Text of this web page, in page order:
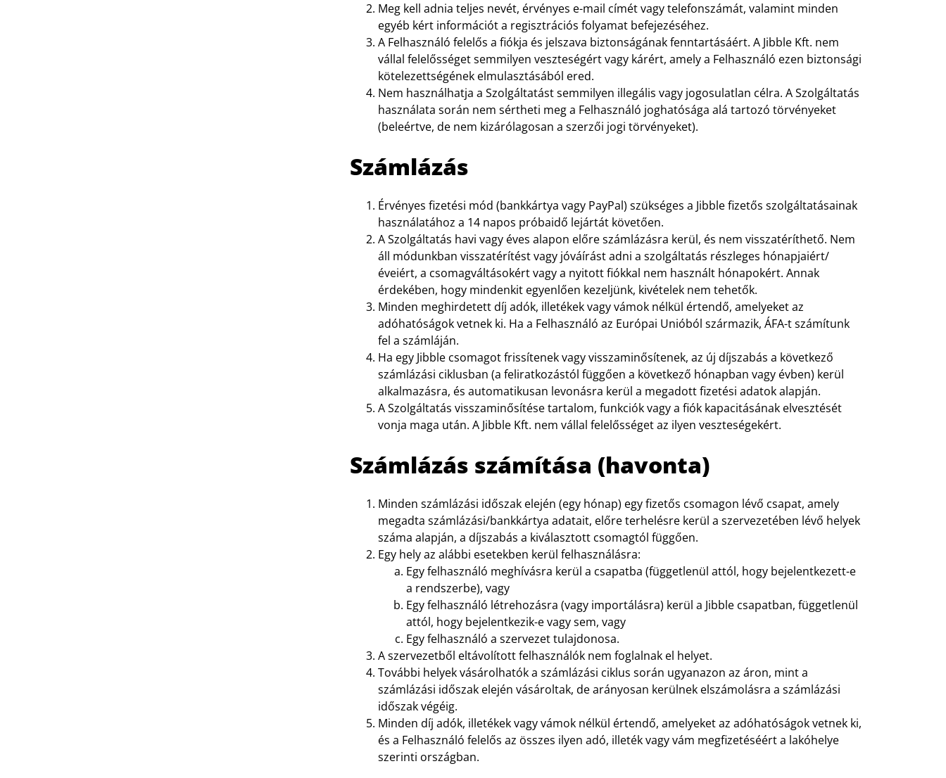
Meg kell adnia teljes nevét, érvényes e-mail címét vagy telefonszámát, valamint minden
egyéb kért információt a regisztrációs folyamat befejezéséhez.
A Felhasználó felelős a fiókja és jelszava biztonságának fenntartásáért. A Jibble Kft. nem
vállal felelősséget semmilyen veszteségért vagy kárért, amely a Felhasználó ezen biztonsági
kötelezettségének elmulasztásából ered.
Nem használhatja a Szolgáltatást semmilyen illegális vagy jogosulatlan célra. A Szolgáltatás
használata során nem sértheti meg a Felhasználó joghatósága alá tartozó törvényeket
(beleértve, de nem kizárólagosan a szerzői jogi törvényeket).
Számlázás
Érvényes fizetési mód (bankkártya vagy PayPal) szükséges a Jibble fizetős szolgáltatásainak
használatához a 14 napos próbaidő lejártát követően.
A Szolgáltatás havi vagy éves alapon előre számlázásra kerül, és nem visszatéríthető. Nem
áll módunkban visszatérítést vagy jóváírást adni a szolgáltatás részleges hónapjaiért/
éveiért, a csomagváltásokért vagy a nyitott fiókkal nem használt hónapokért. Annak
érdekében, hogy mindenkit egyenlően kezeljünk, kivételek nem tehetők.
Minden meghirdetett díj adók, illetékek vagy vámok nélkül értendő, amelyeket az
adóhatóságok vetnek ki. Ha a Felhasználó az Európai Unióból származik, ÁFA-t számítunk
fel a számláján.
Ha egy Jibble csomagot frissítenek vagy visszaminősítenek, az új díjszabás a következő
számlázási ciklusban (a feliratkozástól függően a következő hónapban vagy évben) kerül
alkalmazásra, és automatikusan levonásra kerül a megadott fizetési adatok alapján.
A Szolgáltatás visszaminősítése tartalom, funkciók vagy a fiók kapacitásának elvesztését
vonja maga után. A Jibble Kft. nem vállal felelősséget az ilyen veszteségekért.
Számlázás számítása (havonta)
Minden számlázási időszak elején (egy hónap) egy fizetős csomagon lévő csapat, amely
megadta számlázási/bankkártya adatait, előre terhelésre kerül a szervezetében lévő helyek
száma alapján, a díjszabás a kiválasztott csomagtól függően.
Egy hely az alábbi esetekben kerül felhasználásra:
Egy felhasználó meghívásra kerül a csapatba (függetlenül attól, hogy bejelentkezett-e
a rendszerbe), vagy
Egy felhasználó létrehozásra (vagy importálásra) kerül a Jibble csapatban, függetlenül
attól, hogy bejelentkezik-e vagy sem, vagy
Egy felhasználó a szervezet tulajdonosa.
A szervezetből eltávolított felhasználók nem foglalnak el helyet.
További helyek vásárolhatók a számlázási ciklus során ugyanazon az áron, mint a
számlázási időszak elején vásároltak, de arányosan kerülnek elszámolásra a számlázási
időszak végéig.
Minden díj adók, illetékek vagy vámok nélkül értendő, amelyeket az adóhatóságok vetnek ki,
és a Felhasználó felelős az összes ilyen adó, illeték vagy vám megfizetéséért a lakóhelye
szerinti országban.